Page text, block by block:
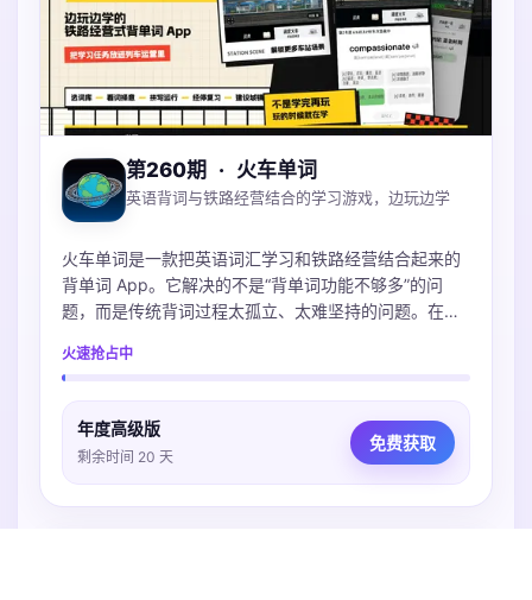
第260期 · 火车单词
英语背词与铁路经营结合的学习游戏，边玩边学
火车单词是一款把英语词汇学习和铁路经营结合起来的
背单词 App。它解决的不是“背单词功能不够多”的问
题，而是传统背词过程太孤立、太难坚持的问题。在
习来完成不同学习任务；这些任务会对应列车运营、经
到：今天不是只完成了几个单词数字，而是在推进自己
的铁路世界。
火速抢占中
年度高级版
剩余时间 20 天
免费获取